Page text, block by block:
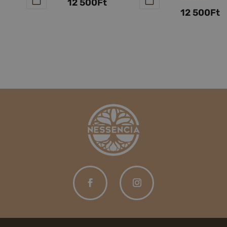
12 500Ft
12 500Ft